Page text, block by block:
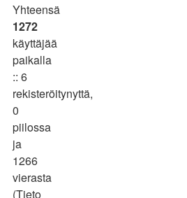
Yhteensä
1272
käyttäjää
paikalla
:: 6
rekisteröitynyttä,
0
piilossa
ja
1266
vierasta
(Tieto